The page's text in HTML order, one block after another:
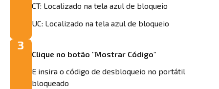
CT: Localizado na tela azul de bloqueio
UC: Localizado na tela azul de bloqueio
3
Clique no botão "Mostrar Código"
E insira o código de desbloqueio no portátil
bloqueado